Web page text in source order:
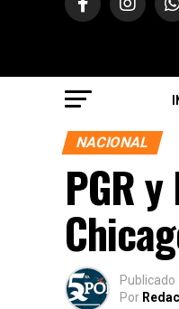
NACIONAL
PGR
Publicado
Por